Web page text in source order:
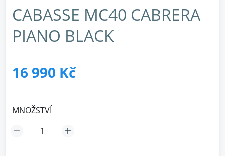
CABASSE MC40 CABRERA
PIANO BLACK
16 990 Kč
MNOŽSTVÍ